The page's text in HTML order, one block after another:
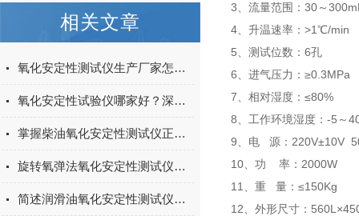
相关文章
氧化安定性测试仪生产厂家怎么选？上海阳光科学仪器技术实力与产品解析
氧化安定性试验仪哪家好？深耕油品检测30年，上海阳光科学仪器以品质赢得信赖
掌握柴油氧化安定性测试仪正确使用方法是确保测试结果准确性的关键
旋转氧弹法氧化安定性测试仪的常见问题相应解决方法分享
简述润滑油氧化安定性测试仪常见问题的解决方法
3、流量范围：30～
4、升温速率：>1℃/min
5、测试位数：6孔
6、进气压力：≥0.3MPa
7、相对湿度：≤80%
8、工作环境湿度：-5～
9、电 源：220V±10V
10、功 率：
11、重 量：
12、外形尺寸：